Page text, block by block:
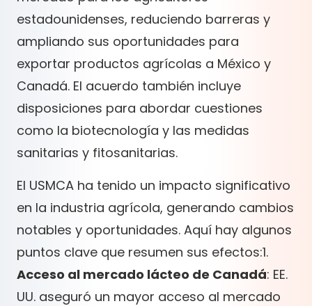
estadounidenses, reduciendo barreras y
ampliando sus oportunidades para
exportar productos agrícolas a México y
Canadá. El acuerdo también incluye
disposiciones para abordar cuestiones
como la biotecnología y las medidas
sanitarias y fitosanitarias.
El USMCA ha tenido un impacto significativo
en la industria agrícola, generando cambios
notables y oportunidades. Aquí hay algunos
puntos clave que resumen sus efectos:1.
Acceso al mercado lácteo de Canadá: EE.
UU. aseguró un mayor acceso al mercado